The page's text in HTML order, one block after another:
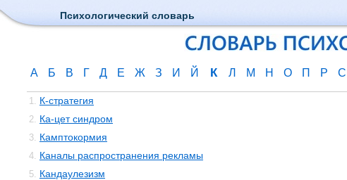
Психологический словарь
А Б В Г Д Е Ж З И Й К Л М Н О П Р С
1. К-стратегия
2. Ка-цет синдром
3. Камптокормия
4. Каналы распространения рекламы
5. Кандаулезизм